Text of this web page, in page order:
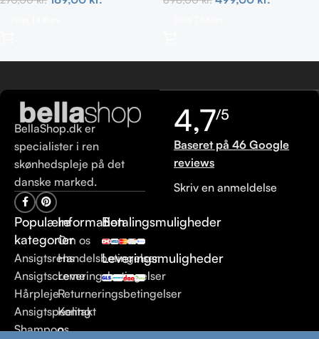
BellaShop.dk er
specialister i ren
skønhedspleje på det
danske marked.
Populære
kategorier
Ansigtsrens
Ansigtscreme
Hårpleje
Ansigtspeeling
Shampoo
Information
Om os
Handelsbetingelser
Leveringsbetingelser
Returneringsbetingelser
Kontakt
os
Betalingsmuligheder
Leveringsmuligheder
4,7/5
Baseret på 46 Google
reviews
Skriv en anmeldelse